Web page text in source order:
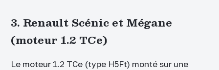
3. Renault Scénic et Mégane
(moteur 1.2 TCe)
Le moteur 1.2 TCe (type H5Ft) monté sur une